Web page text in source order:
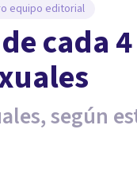
equipo editorial
cada
según